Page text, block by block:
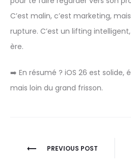
C’est malin, c’est marketing,
rupture. C’est un lifting
ère.
➡️ En résumé ? iOS 26 est solide,
mais loin du grand frisson.
Navigation
PREVIOUS POST